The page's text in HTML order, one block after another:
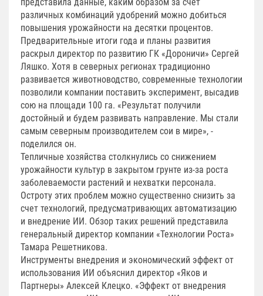
различных комбинаций удобрений можно добиться
повышения урожайности на десятки процентов.
Предварительные итоги года и планы развития
раскрыл директор по развитию ГК «Дороничи» Сергей
Ляшко. Хотя в северных регионах традиционно
развивается животноводство, современные технологии
позволили компании поставить эксперимент, высадив
сою на площади 100 га. «Результат получили
достойный и будем развивать направление. Мы стали
самым северным производителем сои в мире», -
поделился он.
Тепличные хозяйства столкнулись со снижением
урожайности культур в закрытом грунте из-за роста
заболеваемости растений и нехватки персонала.
Остроту этих проблем можно существенно снизить за
счет технологий, предусматривающих автоматизацию
и внедрение ИИ. Обзор таких решений представила
генеральный директор компании «Технологии Роста»
Тамара Решетникова.
Инструменты внедрения и экономический эффект от
использования ИИ объяснил директор «Яков и
Партнеры» Алексей Клецко. «Эффект от внедрения